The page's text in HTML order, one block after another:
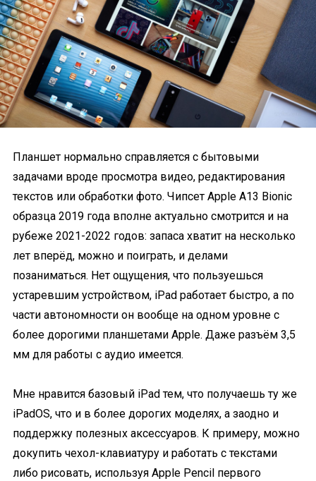
Планшет нормально справляется с бытовыми
задачами вроде просмотра видео, редактирования
текстов или обработки фото. Чипсет Apple A13 Bionic
образца 2019 года вполне актуально смотрится и на
рубеже 2021-2022 годов: запаса хватит на несколько
лет вперёд, можно и поиграть, и делами
позаниматься. Нет ощущения, что пользуешься
устаревшим устройством, iPad работает быстро, а по
части автономности он вообще на одном уровне с
более дорогими планшетами Apple. Даже разъём 3,5
мм для работы с аудио имеется.
Мне нравится базовый iPad тем, что получаешь ту же
iPadOS, что и в более дорогих моделях, а заодно и
поддержку полезных аксессуаров. К примеру, можно
докупить чехол-клавиатуру и работать с текстами
либо рисовать, используя Apple Pencil первого